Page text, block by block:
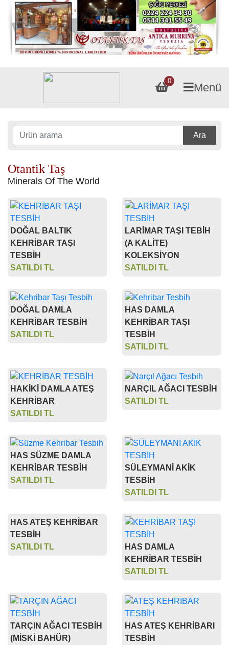
0
Menü
Ara
Otantik Taş
Minerals Of The World
DOĞAL BALTIK
KEHRİBAR TAŞI
TESBİH
SATILDI TL
LARİMAR TAŞI TEBİH
(A KALİTE)
KOLEKSİYON
SATILDI TL
DOĞAL DAMLA
KEHRİBAR TESBİH
SATILDI TL
HAS DAMLA
KEHRİBAR TAŞI
TESBİH
SATILDI TL
HAKİKİ DAMLA ATEŞ
KEHRİBAR
SATILDI TL
NARÇIL AĞACI TESBİH
SATILDI TL
HAS SÜZME DAMLA
KEHRİBAR TESBİH
SATILDI TL
SÜLEYMANİ AKİK
TESBİH
SATILDI TL
HAS ATEŞ KEHRİBAR
TESBİH
SATILDI TL
HAS DAMLA
KEHRİBAR TESBİH
SATILDI TL
TARÇIN AĞACI TESBİH
(MİSKİ BAHÜR)
HAS ATEŞ KEHRİBARI
TESBİH